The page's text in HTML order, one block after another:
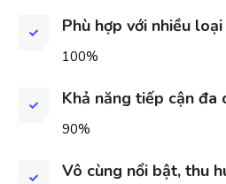
Phù hợp với nhiều
100%
Khả năng tiếp cận đa
90%
Vô cùng nổi bật, thu